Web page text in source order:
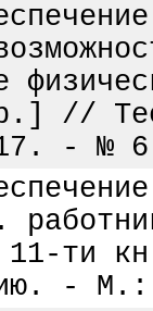
//
- №
11-ти
-